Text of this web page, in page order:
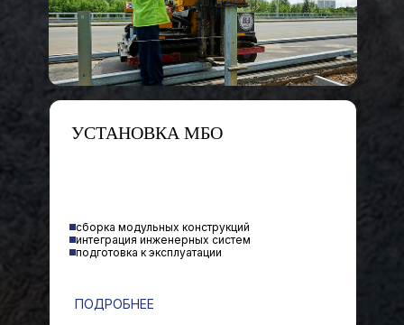
УСТАНОВКА МБО
сборка модульных конструкций
интеграция инженерных систем
подготовка к эксплуатации
ПОДРОБНЕЕ